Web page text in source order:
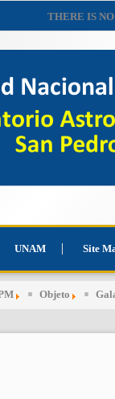
THERE IS NO
UNAM Site
Objeto